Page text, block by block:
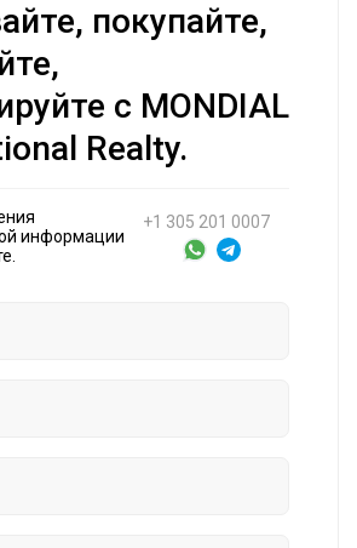
покупайте,
с MONDIAL
Realty.
информации
+1 305 201 0007